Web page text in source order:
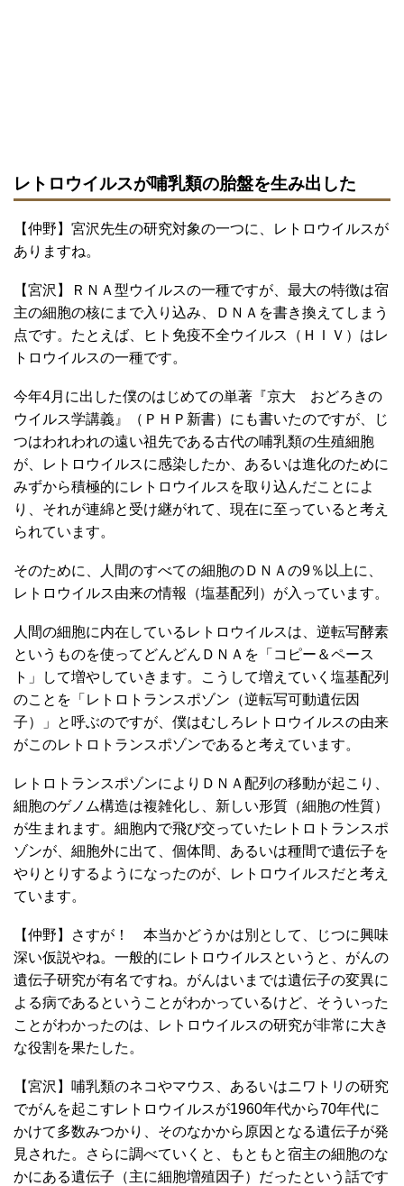
レトロウイルスが哺乳類の胎盤を生み出した
【仲野】宮沢先生の研究対象の一つに、レトロウイルスが
ありますね。
【宮沢】ＲＮＡ型ウイルスの一種ですが、最大の特徴は宿
主の細胞の核にまで入り込み、ＤＮＡを書き換えてしまう
点です。たとえば、ヒト免疫不全ウイルス（ＨＩＶ）はレ
トロウイルスの一種です。
今年4月に出した僕のはじめての単著『京大 おどろきの
ウイルス学講義』（ＰＨＰ新書）にも書いたのですが、じ
つはわれわれの遠い祖先である古代の哺乳類の生殖細胞
が、レトロウイルスに感染したか、あるいは進化のために
みずから積極的にレトロウイルスを取り込んだことによ
り、それが連綿と受け継がれて、現在に至っていると考え
られています。
そのために、人間のすべての細胞のＤＮＡの9％以上に、
レトロウイルス由来の情報（塩基配列）が入っています。
人間の細胞に内在しているレトロウイルスは、逆転写酵素
というものを使ってどんどんＤＮＡを「コピー＆ペース
ト」して増やしていきます。こうして増えていく塩基配列
のことを「レトロトランスポゾン（逆転写可動遺伝因
子）」と呼ぶのですが、僕はむしろレトロウイルスの由来
がこのレトロトランスポゾンであると考えています。
レトロトランスポゾンによりＤＮＡ配列の移動が起こり、
細胞のゲノム構造は複雑化し、新しい形質（細胞の性質）
が生まれます。細胞内で飛び交っていたレトロトランスポ
ゾンが、細胞外に出て、個体間、あるいは種間で遺伝子を
やりとりするようになったのが、レトロウイルスだと考え
ています。
【仲野】さすが！ 本当かどうかは別として、じつに興味
深い仮説やね。一般的にレトロウイルスというと、がんの
遺伝子研究が有名ですね。がんはいまでは遺伝子の変異に
よる病であるということがわかっているけど、そういった
ことがわかったのは、レトロウイルスの研究が非常に大き
な役割を果たした。
【宮沢】哺乳類のネコやマウス、あるいはニワトリの研究
でがんを起こすレトロウイルスが1960年代から70年代に
かけて多数みつかり、そのなかから原因となる遺伝子が発
見された。さらに調べていくと、もともと宿主の細胞のな
かにある遺伝子（主に細胞増殖因子）だったという話です